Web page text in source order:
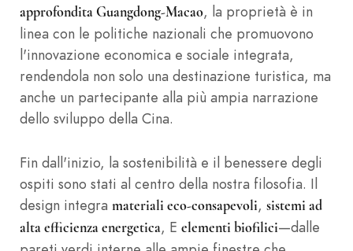
approfondita Guangdong-Macao, la proprietà è in
linea con le politiche nazionali che promuovono
l'innovazione economica e sociale integrata,
rendendola non solo una destinazione turistica, ma
anche un partecipante alla più ampia narrazione
dello sviluppo della Cina.
Fin dall'inizio, la sostenibilità e il benessere degli
ospiti sono stati al centro della nostra filosofia. Il
design integra materiali eco-consapevoli, sistemi ad
alta efficienza energetica, E elementi biofilici—dalle